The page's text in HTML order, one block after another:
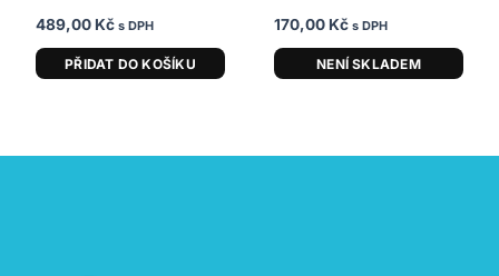
489,00 Kč s DPH
PŘIDAT DO KOŠÍKU
170,00 Kč s DPH
NENÍ SKLADEM